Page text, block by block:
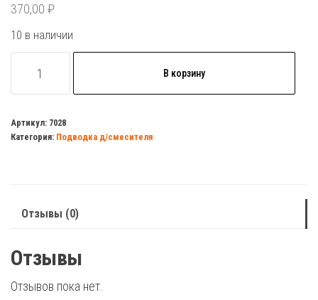
370,00 ₽
10 в наличии
товара
д/
смесителя
100см
(пара)
В корзину
Артикул: 7028
Категория: Подводка д/смесителя
Отзывы (0)
Отзывы
Отзывов пока нет.